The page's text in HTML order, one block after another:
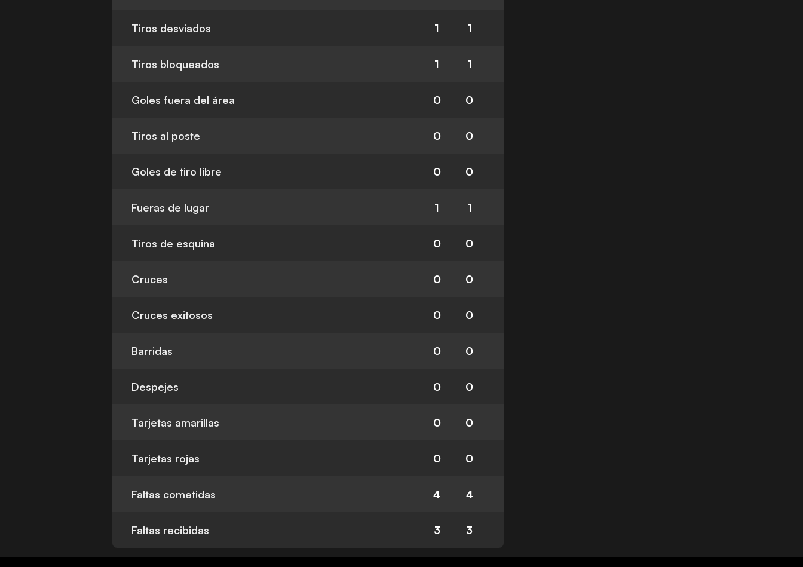
Tiros desviados 1 1
Tiros bloqueados 1 1
Goles fuera del área 0 0
Tiros al poste 0 0
Goles de tiro libre 0 0
Fueras de lugar 1 1
Tiros de esquina 0 0
Cruces 0 0
Cruces exitosos 0 0
Barridas 0 0
Despejes 0 0
Tarjetas amarillas 0 0
Tarjetas rojas 0 0
Faltas cometidas 4 4
Faltas recibidas 3 3